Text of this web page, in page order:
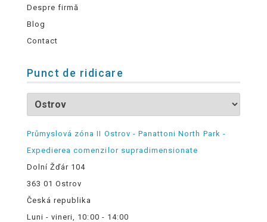
Despre firmă
Blog
Contact
Punct de ridicare
Průmyslová zóna II Ostrov - Panattoni North Park -
Expedierea comenzilor supradimensionate
Dolní Žďár 104
363 01 Ostrov
Česká republika
Luni - vineri, 10:00 - 14:00